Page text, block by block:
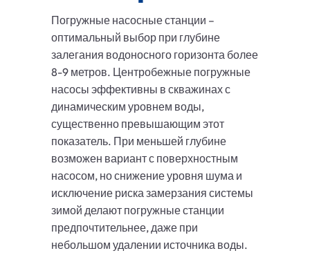
Погружные насосные станции –
оптимальный выбор при глубине
залегания водоносного горизонта более
8-9 метров. Центробежные погружные
насосы эффективны в скважинах с
динамическим уровнем воды,
существенно превышающим этот
показатель. При меньшей глубине
возможен вариант с поверхностным
насосом, но снижение уровня шума и
исключение риска замерзания системы
зимой делают погружные станции
предпочтительнее, даже при
небольшом удалении источника воды.